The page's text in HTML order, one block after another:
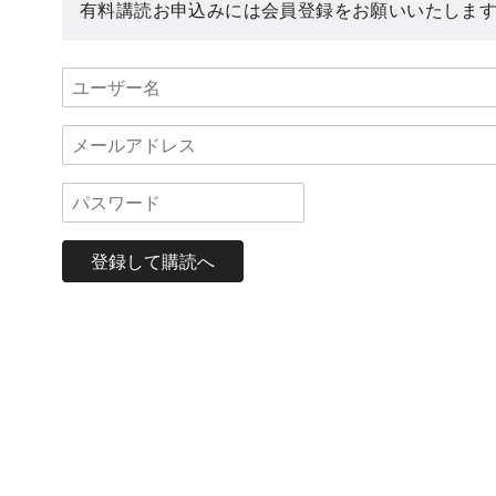
有料講読お申込みには会員登録をお願いいたしま
登録して購読へ